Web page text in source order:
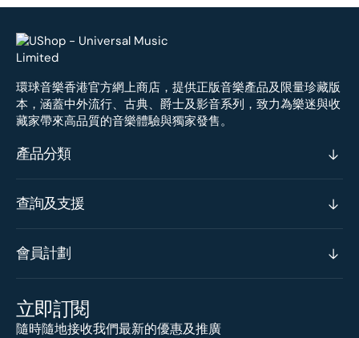
環球音樂香港官方網上商店，提供正版音樂產品及限量珍藏版
本，涵蓋中外流行、古典、爵士及影音系列，致力為樂迷與收
藏家帶來高品質的音樂體驗與獨家發售。
產品分類
查詢及支援
會員計劃
立即訂閱
隨時隨地接收我們最新的優惠及推廣